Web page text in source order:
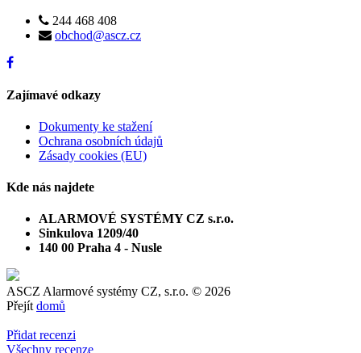
244 468 408
obchod@ascz.cz
Zajímavé odkazy
Dokumenty ke stažení
Ochrana osobních údajů
Zásady cookies (EU)
Kde nás najdete
ALARMOVÉ SYSTÉMY CZ s.r.o.
Sinkulova 1209/40
140 00 Praha 4 - Nusle
ASCZ Alarmové systémy CZ, s.r.o. © 2026
Přejítdomů
Přidat recenzi
Všechny recenze